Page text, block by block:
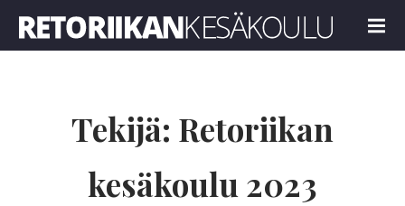
MENU
Tekijä: Retoriikan
kesäkoulu 2023